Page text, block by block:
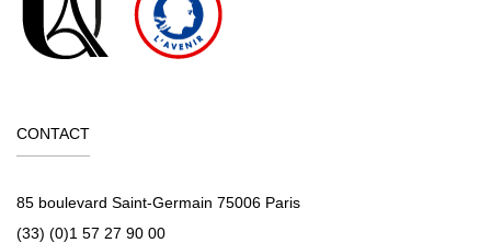
CONTACT
85 boulevard Saint-Germain 75006 Paris
(33) (0)1 57 27 90 00